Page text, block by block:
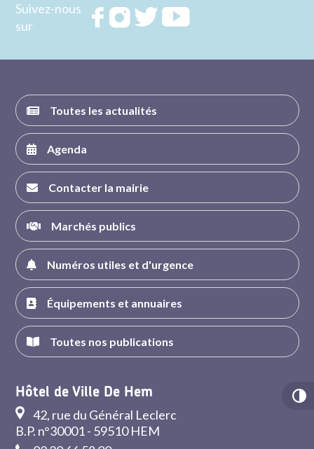
Suivez-nous
sur
RejoignezRejoignezRejoignez
Toutes les actualités
Agenda
Contacter la mairie
Marchés publics
Numéros utiles et d'urgence
Équipements et annuaires
Toutes nos publications
Hôtel de Ville De Hem
42, rue du Général Leclerc
B.P. n°30001 - 59510 HEM